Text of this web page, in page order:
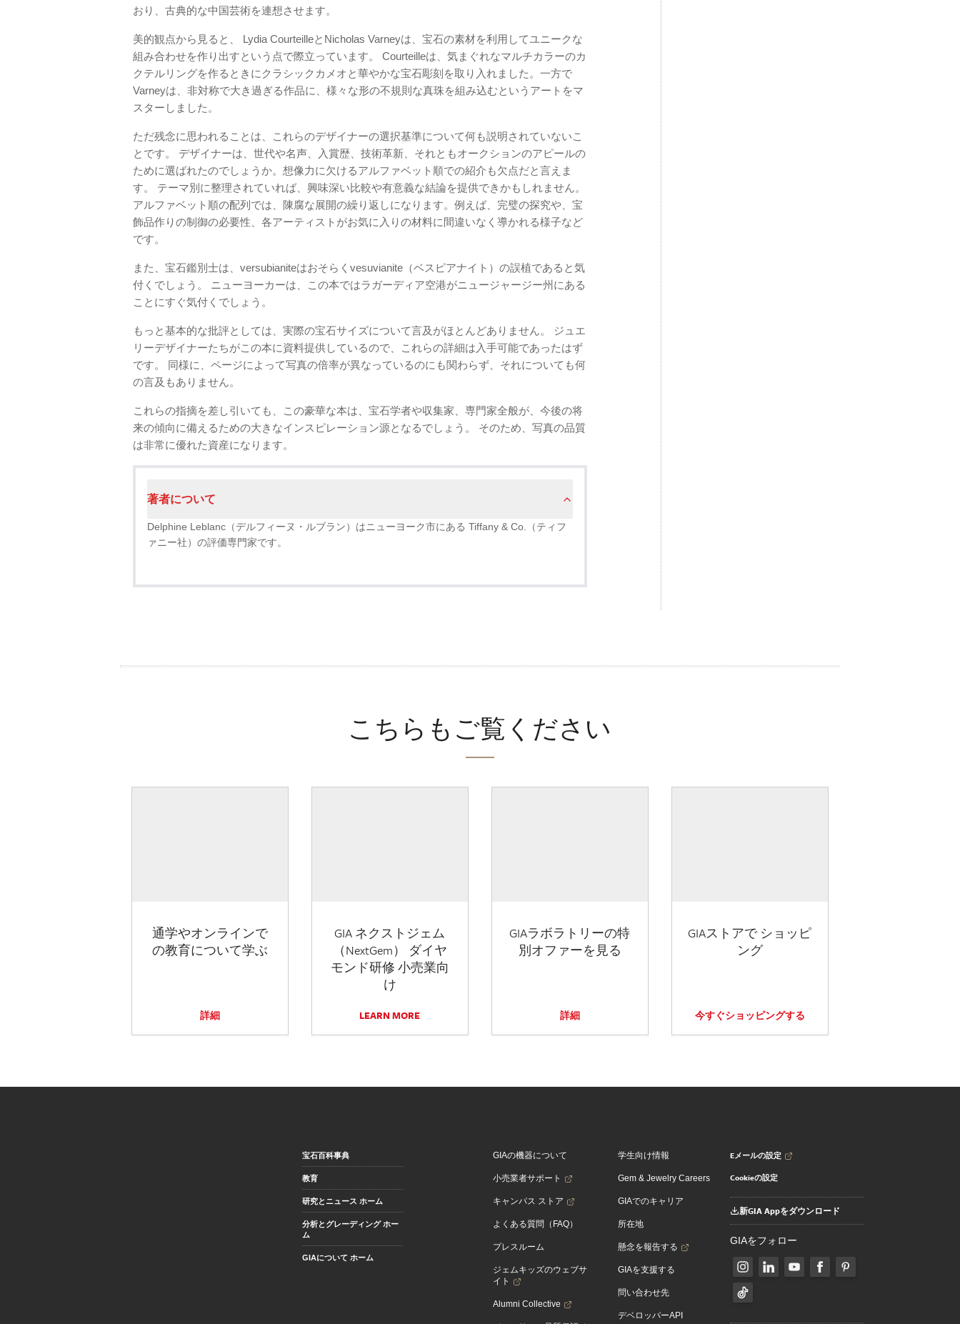
おり、古典的な中国芸術を連想させます。
美的観点から見ると、 Lydia CourteilleとNicholas Varneyは、宝石の素材を利用してユニークな
組み合わせを作り出すという点で際立っています。 Courteilleは、気まぐれなマルチカラーのカ
クテルリングを作るときにクラシックカメオと華やかな宝石彫刻を取り入れました。一方で
Varneyは、非対称で大き過ぎる作品に、様々な形の不規則な真珠を組み込むというアートをマ
スターしました。
ただ残念に思われることは、これらのデザイナーの選択基準について何も説明されていないこ
とです。 デザイナーは、世代や名声、入賞歴、技術革新、それともオークションのアピールの
ために選ばれたのでしょうか。想像力に欠けるアルファベット順での紹介も欠点だと言えま
す。 テーマ別に整理されていれば、興味深い比較や有意義な結論を提供できかもしれません。
アルファベット順の配列では、陳腐な展開の繰り返しになります。例えば、完璧の探究や、宝
飾品作りの制御の必要性、各アーティストがお気に入りの材料に間違いなく導かれる様子など
です。
また、宝石鑑別士は、versubianiteはおそらくvesuvianite（ベスピアナイト）の誤植であると気
付くでしょう。 ニューヨーカーは、この本ではラガーディア空港がニュージャージー州にある
ことにすぐ気付くでしょう。
もっと基本的な批評としては、実際の宝石サイズについて言及がほとんどありません。 ジュエ
リーデザイナーたちがこの本に資料提供しているので、これらの詳細は入手可能であったはず
です。 同様に、ページによって写真の倍率が異なっているのにも関わらず、それについても何
の言及もありません。
これらの指摘を差し引いても、この豪華な本は、宝石学者や収集家、専門家全般が、今後の将
来の傾向に備えるための大きなインスピレーション源となるでしょう。 そのため、写真の品質
は非常に優れた資産になります。
著者について
Delphine Leblanc（デルフィーヌ・ルブラン）はニューヨーク市にある Tiffany & Co.（ティフ
ァニー社）の評価専門家です。
こちらもご覧ください
通学やオンラインで
の教育について学ぶ
詳細
GIA ネクストジェム
（NextGem） ダイヤ
モンド研修 小売業向
け
LEARN MORE
GIAラボラトリーの特
別オファーを見る
詳細
GIAストアで ショッピ
ング
今すぐショッピングする
宝石百科事典
教育
研究とニュース ホーム
分析とグレーディング ホー
ム
GIAについて ホーム
GIAの機器について
小売業者サポート
キャンパス ストア
よくある質問（FAQ）
プレスルーム
ジェムキッズのウェブサ
イト
Alumni Collective
学生向け情報
Gem & Jewelry Careers
GIAでのキャリア
所在地
懸念を報告する
GIAを支援する
問い合わせ先
デベロッパーAPI
Eメールの設定
Cookieの設定
新GIA Appをダウンロード
GIAをフォロー